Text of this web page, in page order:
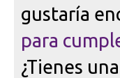
gustaría
para
¿Tienes